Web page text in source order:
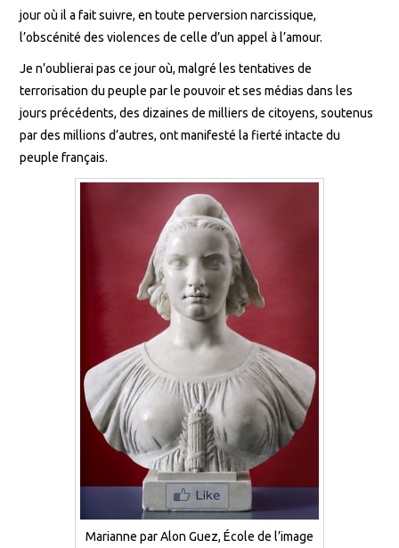
jour où il a fait suivre, en toute perversion narcissique,
l’obscénité des violences de celle d’un appel à l’amour.
Je n’oublierai pas ce jour où, malgré les tentatives de
terrorisation du peuple par le pouvoir et ses médias dans les
jours précédents, des dizaines de milliers de citoyens, soutenus
par des millions d’autres, ont manifesté la fierté intacte du
peuple français.
Marianne par Alon Guez, École de l’image